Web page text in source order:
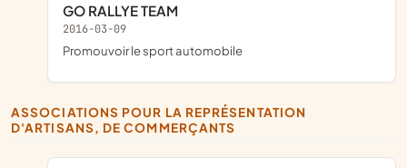
GO RALLYE TEAM
2016-03-09
promouvoir le sport automobile
ASSOCIATIONS POUR LA REPRÉSENTATION
D'ARTISANS, DE COMMERÇANTS